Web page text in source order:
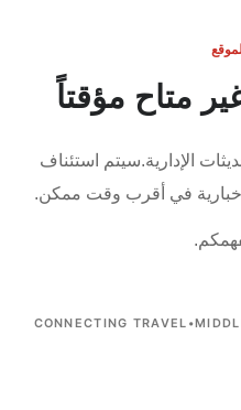
متاح مؤقتاً
الإدارية.سيتم استئناف
في أقرب وقت ممكن.
CONNECTING TRAVEL •